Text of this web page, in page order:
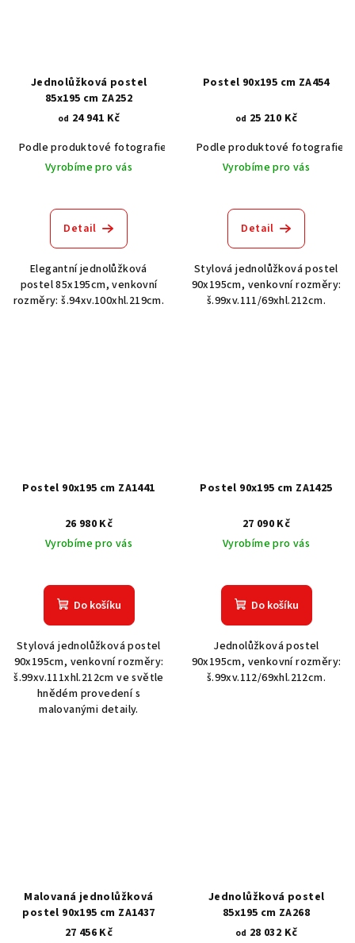
Jednolůžková postel
85x195 cm ZA252
od 24 941 Kč
Podle produktové fotografie
Akát vintage BT1551
Dub světlý
Vyrobíme pro vás
Detail
Elegantní jednolůžková
postel 85x195cm, venkovní
rozměry: š.94xv.100xhl.219cm.
Postel 90x195 cm ZA454
od 25 210 Kč
Podle produktové fotografie
Vyrobíme pro vás
Detail
Stylová jednolůžková postel
90x195cm, venkovní rozměry:
š.99xv.111/69xhl.212cm.
Postel 90x195 cm ZA1441
26 980 Kč
Vyrobíme pro vás
Do košíku
Stylová jednolůžková postel
90x195cm, venkovní rozměry:
š.99xv.111xhl.212cm ve světle
hnědém provedení s
malovanými detaily.
Postel 90x195 cm ZA1425
27 090 Kč
Vyrobíme pro vás
Do košíku
Jednolůžková postel
90x195cm, venkovní rozměry:
š.99xv.112/69xhl.212cm.
Malovaná jednolůžková
postel 90x195 cm ZA1437
27 456 Kč
Jednolůžková postel
85x195 cm ZA268
od 28 032 Kč